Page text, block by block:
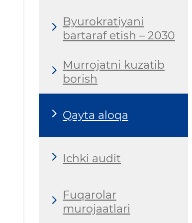
Byurokratiyani
bartaraf etish – 2030
Murrojatni kuzatib
borish
Qayta aloqa
Ichki audit
Fuqarolar
murojaatlari